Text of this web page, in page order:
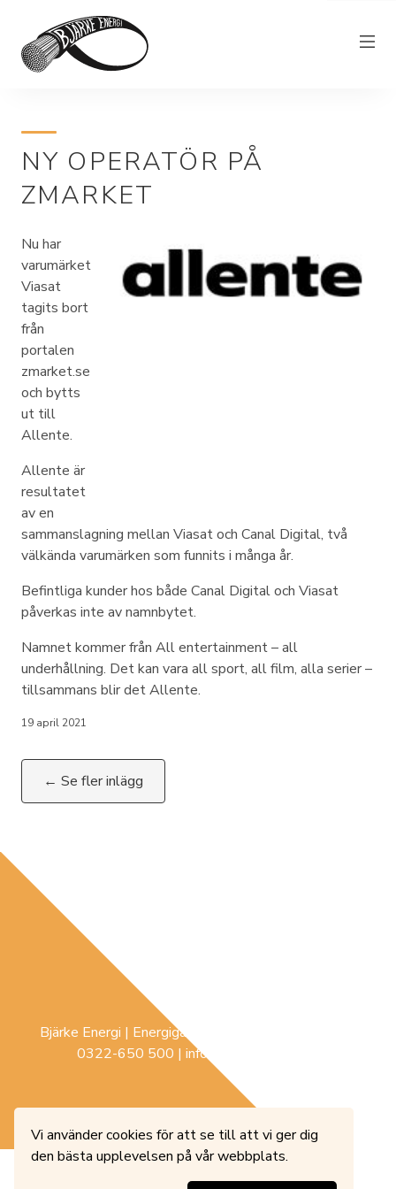
Elhandel
Bjärkefiber
Om Bjärke Energi
Kundservice
Elproducent
NY OPERATÖR PÅ
ZMARKET
Nu har
varumärket
Viasat
tagits bort
från
portalen
zmarket.se
och bytts
ut till
Allente.
Allente är
resultatet
av en
sammanslagning mellan Viasat och Canal Digital, två
välkända varumärken som funnits i många år.
Befintliga kunder hos både Canal Digital och Viasat
påverkas inte av namnbytet.
Namnet kommer från All entertainment – all
underhållning. Det kan vara all sport, all film, alla serier –
tillsammans blir det Allente.
19 april 2021
← Se fler inlägg
Bjärke Energi | Energigatan 3 |
0322-650 500 | info@bjerke-energi.se
Vi använder cookies för att se till att vi ger dig
den bästa upplevelsen på vår webbplats.